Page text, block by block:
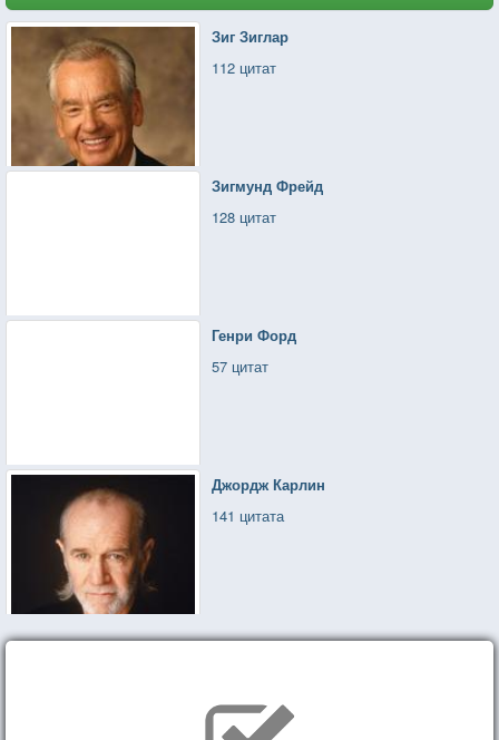
Зиг Зиглар
112 цитат
Зигмунд Фрейд
128 цитат
Генри Форд
57 цитат
Джордж Карлин
141 цитата